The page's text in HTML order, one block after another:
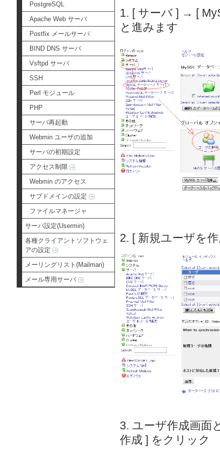
PostgreSQL
Apache Web サーバ
Postfix メールサーバ
BIND DNS サーバ
Vsftpd サーバ
SSH
Perl モジュール
PHP
サーバ再起動
Webmin ユーザの追加
サーバの初期設定
アクセス制限
Webmin のアクセス
サブドメインの設定
ファイルマネージャ
サーバ設定(Usermin)
各種クライアントソフトウェ
アの設定
メーリングリスト(Mailman)
メール専用サーバ
1. [ サーバ ] → [
と進みます
2. [ 新規ユーザを
3. ユーザ作成画面
作成 ] をクリック